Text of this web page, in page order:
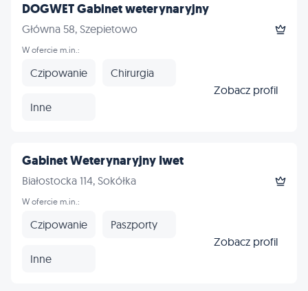
DOGWET Gabinet weterynaryjny
Główna 58, Szepietowo
W ofercie m.in.:
Czipowanie Chirurgia
Inne
Zobacz profil
Gabinet Weterynaryjny Iwet
Białostocka 114, Sokółka
W ofercie m.in.:
Czipowanie Paszporty
Inne
Zobacz profil